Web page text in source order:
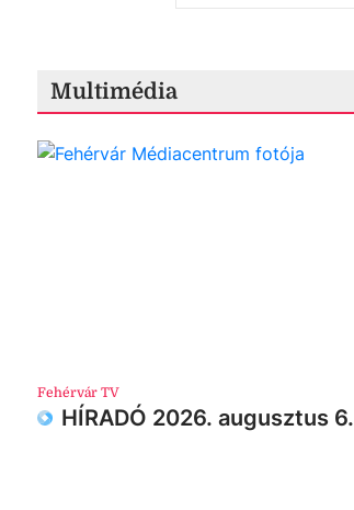
Multimédia
Fehérvár TV
HÍRADÓ 2026. augusztus 6.